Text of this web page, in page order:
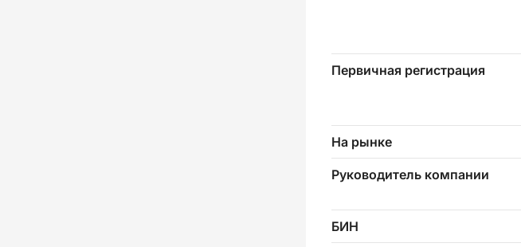
Первичная регистрация
На рынке
Руководитель компании
БИН